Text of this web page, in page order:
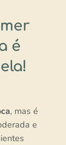
é
, mas é
e